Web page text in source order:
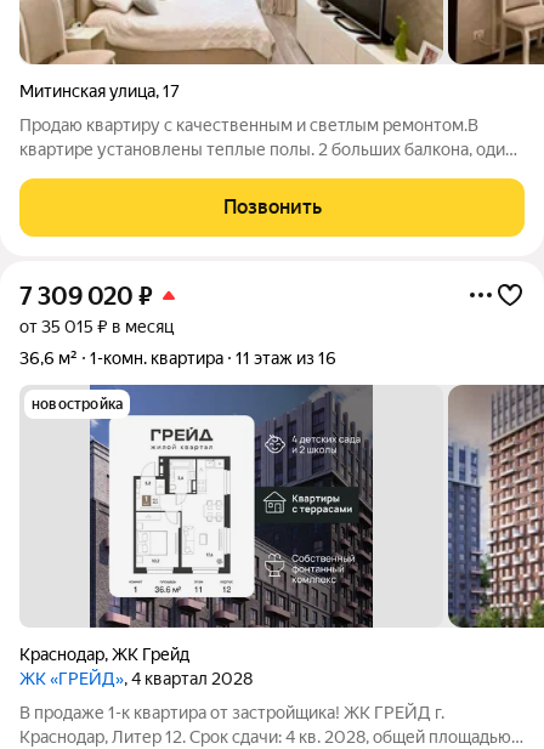
Митинская улица,17
Продаю квартиру с качественным и светлым ремонтом.В
квартире установлены теплые полы. 2 больших балкона, один
спальне. Все необходимое в 5 минутах ходьбы, район
развитый. Квартира полностью
Позвонить
7 309 020 ₽
от 35 015 ₽ в месяц
36,6 м²
1-комн. квартира 11 этаж из 16
новостройка
Краснодар,ЖК Грейд
ЖК «ГРЕЙД», 4 квартал 2028
В продаже 1-к квартира от застройщика! ЖК ГРЕЙД г.
Краснодар, Литер 12. Срок сдачи: 4 кв. 2028, общей площадью